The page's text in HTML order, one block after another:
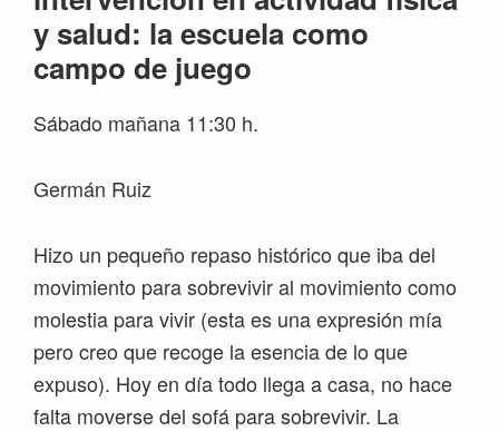
y salud: la escuela como
campo de juego
Sábado mañana 11:30 h.
Germán Ruiz
Hizo un pequeño repaso histórico que iba del
movimiento para sobrevivir al movimiento como
molestia para vivir (esta es una expresión mía
pero creo que recoge la esencia de lo que
expuso). Hoy en día todo llega a casa, no hace
falta moverse del sofá para sobrevivir. La